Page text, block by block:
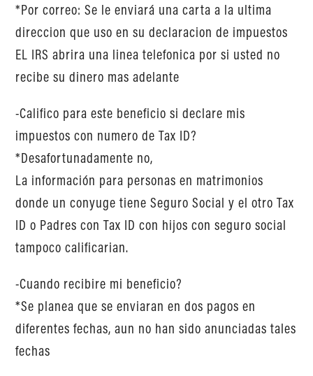
*Por correo: Se le enviará una carta a la ultima
direccion que uso en su declaracion de impuestos
EL IRS abrira una linea telefonica por si usted no
recibe su dinero mas adelante
-Califico para este beneficio si declare mis
impuestos con numero de Tax ID?
*Desafortunadamente no,
La información para personas en matrimonios
donde un conyuge tiene Seguro Social y el otro Tax
ID o Padres con Tax ID con hijos con seguro social
tampoco calificarian.
-Cuando recibire mi beneficio?
*Se planea que se enviaran en dos pagos en
diferentes fechas, aun no han sido anunciadas tales
fechas